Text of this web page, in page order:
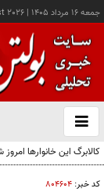
جمعه ۱۶ مرداد ۱۴۰۵ |
2026
باز
و
کد خبر: ۸۰۴۶۰۴